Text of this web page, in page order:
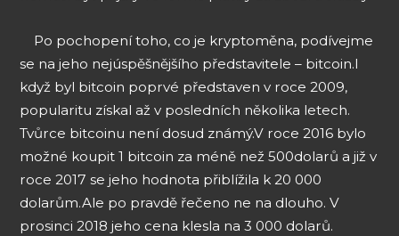
Po pochopení toho, co je kryptoměna, podívejme
se na jeho nejúspěšnějšího představitele – bitcoin.I
když byl bitcoin poprvé představen v roce 2009,
popularitu získal až v posledních několika letech.
Tvůrce bitcoinu není dosud známý.V roce 2016 bylo
možné koupit 1 bitcoin za méně než 500dolarů a již v
roce 2017 se jeho hodnota přiblížila k 20 000
dolarům.Ale po pravdě řečeno ne na dlouho. V
prosinci 2018 jeho cena klesla na 3 000 dolarů.